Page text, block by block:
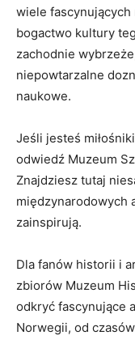
wiele
bogactwo kultury
zachodnie​
niepowtarzalne⁢
⁢naukowe.
Jeśli‌ jesteś
odwiedź Muzeum
‍Znajdziesz ⁤tutaj
międzynarodowych
zainspirują.
Dla‍ fanów historii ⁢i
zbiorów Muzeum
odkryć fascynujące
Norwegii, od